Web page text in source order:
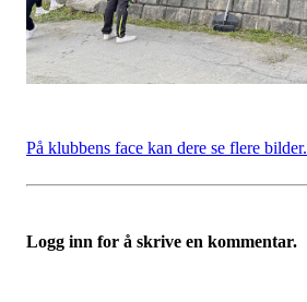
På klubbens face kan dere se flere bilder.
Logg inn for å skrive en kommentar.